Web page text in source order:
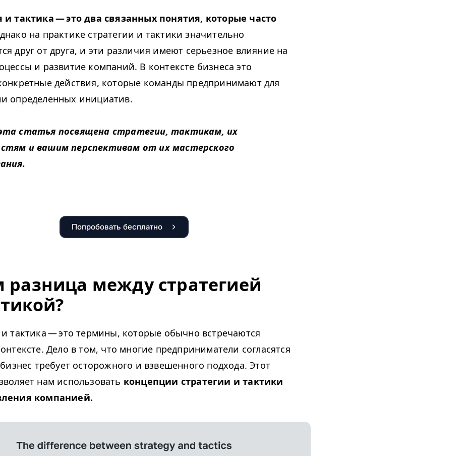
и тактика — это два связанных понятия, которые часто
на практике стратегии и тактики значительно
друг от друга, и эти различия имеют серьезное влияние на
и развитие компаний. В контексте бизнеса это
действия, которые команды предпринимают для
определенных инициатив.
статья посвящена стратегии, тактикам, их
и вашим перспективам от их мастерского
Попробовать бесплатно
разница между стратегией
и тактика — это термины, которые обычно встречаются
Дело в том, что многие предприниматели согласятся
требует осторожного и взвешенного подхода. Этот
нам использовать концепции стратегии и тактики
компанией.